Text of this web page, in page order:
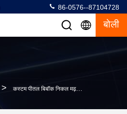
86-0576--87104728
बोली
> कस्टम पीतल बिबॉक निकल मढ़वाया वाशिंग मशीन बिबॉक वाल्व